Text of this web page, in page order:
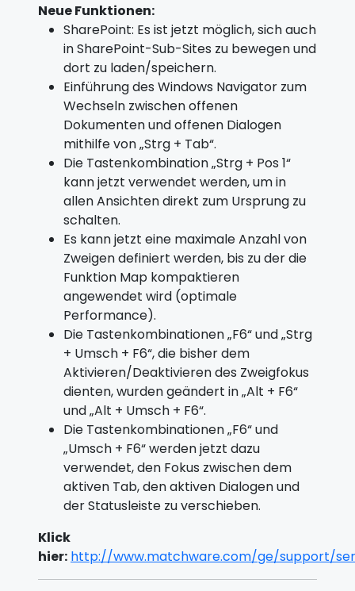
Neue Funktionen:
SharePoint: Es ist jetzt möglich, sich auch
in SharePoint-Sub-Sites zu bewegen und
dort zu laden/speichern.
Einführung des Windows Navigator zum
Wechseln zwischen offenen
Dokumenten und offenen Dialogen
mithilfe von „Strg + Tab“.
Die Tastenkombination „Strg + Pos 1“
kann jetzt verwendet werden, um in
allen Ansichten direkt zum Ursprung zu
schalten.
Es kann jetzt eine maximale Anzahl von
Zweigen definiert werden, bis zu der die
Funktion Map kompaktieren
angewendet wird (optimale
Performance).
Die Tastenkombinationen „F6“ und „Strg
+ Umsch + F6“, die bisher dem
Aktivieren/Deaktivieren des Zweigfokus
dienten, wurden geändert in „Alt + F6“
und „Alt + Umsch + F6“.
Die Tastenkombinationen „F6“ und
„Umsch + F6“ werden jetzt dazu
verwendet, den Fokus zwischen dem
aktiven Tab, den aktiven Dialogen und
der Statusleiste zu verschieben.
Klick
hier: http://www.matchware.com/ge/support/